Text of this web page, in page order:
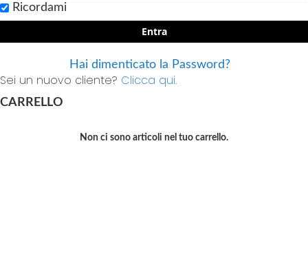
Ricordami
Entra
Hai dimenticato la Password?
Sei un nuovo cliente? Clicca qui.
CARRELLO
Non ci sono articoli nel tuo carrello.